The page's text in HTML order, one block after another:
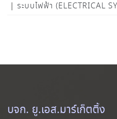
ระบบไฟฟ้า (ELECTRICAL
บจก. ยู.เอส.มาร์เก็ตติ้ง